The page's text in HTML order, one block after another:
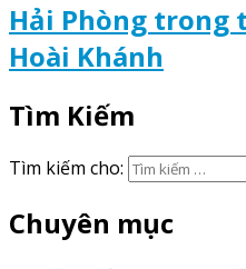
Hải Phòng trong
Hoài Khánh
Tìm Kiếm
Tìm kiếm cho:
Chuyên mục